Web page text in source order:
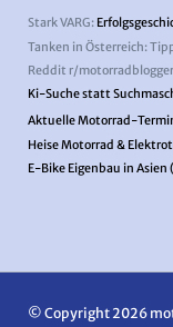
Stark VARG:
Tanken in Österreich:
Reddit r/motorradblogger |
Ki-Suche statt
Aktuelle Motorrad-
Heise Motorrad &
E-Bike Eigenbau in Asien
© Copyright 2026